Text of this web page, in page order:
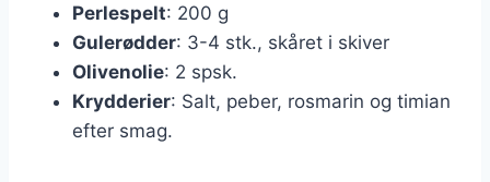
Perlespelt: 200 g
Gulerødder: 3-4 stk., skåret i skiver
Olivenolie: 2 spsk.
Krydderier: Salt, peber, rosmarin og timian
efter smag.